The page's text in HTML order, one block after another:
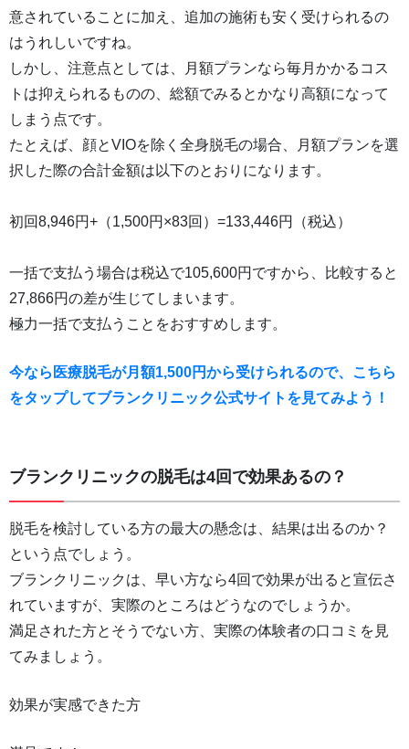
意されていることに加え、追加の施術も安く受けられるの
はうれしいですね。
しかし、注意点としては、月額プランなら毎月かかるコス
トは抑えられるものの、総額でみるとかなり高額になって
しまう点です。
たとえば、顔とVIOを除く全身脱毛の場合、月額プランを選
択した際の合計金額は以下のとおりになります。
初回8,946円+（1,500円×83回）=133,446‬円（税込）
一括で支払う場合は税込で105,600円ですから、比較すると
27,866円の差が生じてしまいます。
極力一括で支払うことをおすすめします。
今なら医療脱毛が月額1,500円から受けられるので、こちら
をタップしてブランクリニック公式サイトを見てみよう！
ブランクリニックの脱毛は4回で効果あるの？
脱毛を検討している方の最大の懸念は、結果は出るのか？
という点でしょう。
ブランクリニックは、早い方なら4回で効果が出ると宣伝さ
れていますが、実際のところはどうなのでしょうか。
満足された方とそうでない方、実際の体験者の口コミを見
てみましょう。
効果が実感できた方